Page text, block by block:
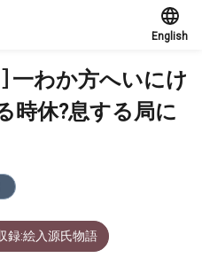
English
］一わか方へいにけ
時休?息する局に
録:絵入源氏物語